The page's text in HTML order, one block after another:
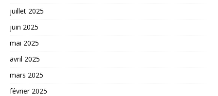
juillet 2025
juin 2025
mai 2025
avril 2025
mars 2025
février 2025